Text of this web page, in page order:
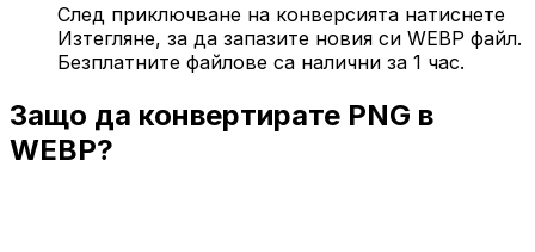
След приключване на конверсията натиснете
Изтегляне, за да запазите новия си WEBP файл.
Безплатните файлове са налични за 1 час.
Защо да конвертирате PNG в
WEBP?